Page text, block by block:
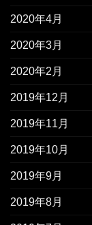
2020年4月
2020年3月
2020年2月
2019年12月
2019年11月
2019年10月
2019年9月
2019年8月